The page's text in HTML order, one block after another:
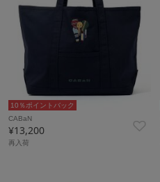
10％ポイントバック
CABaN
¥13,200
再入荷